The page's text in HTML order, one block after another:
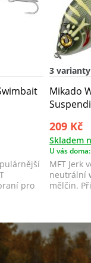
pro
3 varianty
Mikado
209 Kč
Skladem
U vás
MFT Jerk
neutrální
mělčin.